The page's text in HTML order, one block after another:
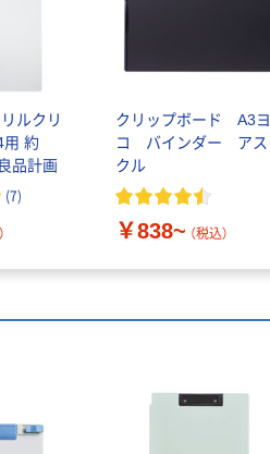
ルクリ
用 約
品計画
(7)
クリップボード A3ヨ
コ バインダー アス
クル
￥838~ （税込）